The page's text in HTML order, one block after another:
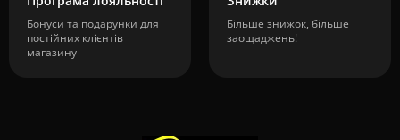
Бонуси та подарунки для
постійних клієнтів
магазину
Більше знижок, більше
заощаджень!